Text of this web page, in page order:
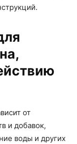
от
и добавок,
воды и других